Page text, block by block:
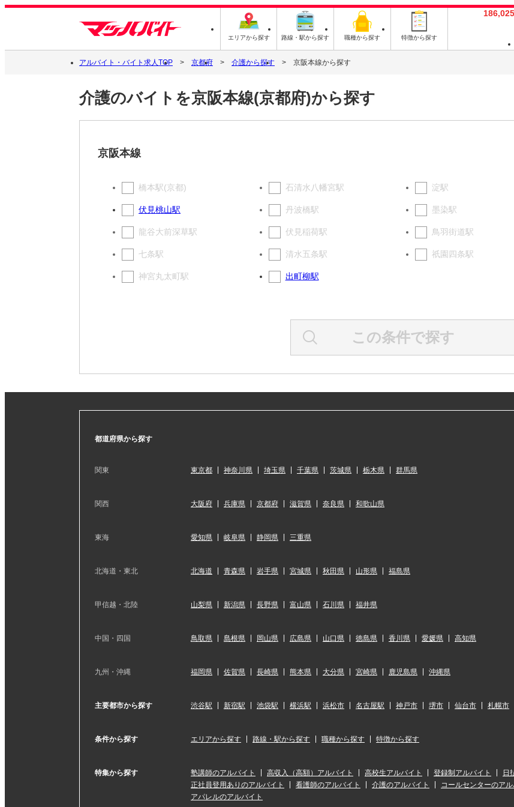
エリアから探す 路線・駅から探す 職種から探す 特徴から探す
アルバイト・バイト求人TOP 京都府 介護から探す 京阪本線から探す
介護のバイトを京阪本線(京都府)から探す
京阪本線
橋本駅(京都) 石清水八幡宮駅 淀駅
伏見桃山駅 丹波橋駅 墨染駅
龍谷大前深草駅 伏見稲荷駅 鳥羽街道駅
七条駅 清水五条駅 祇園四条駅
神宮丸太町駅 出町柳駅
この条件で探す
都道府県から探す
関東 東京都 神奈川県 埼玉県 千葉県 茨城県 栃木県 群馬県
関西 大阪府 兵庫県 京都府 滋賀県 奈良県 和歌山県
東海 愛知県 岐阜県 静岡県 三重県
北海道・東北 北海道 青森県 岩手県 宮城県 秋田県 山形県 福島県
甲信越・北陸 山梨県 新潟県 長野県 富山県 石川県 福井県
中国・四国 鳥取県 島根県 岡山県 広島県 山口県 徳島県 香川県 愛媛県 高知県
九州・沖縄 福岡県 佐賀県 長崎県 熊本県 大分県 宮崎県 鹿児島県 沖縄県
主要都市から探す 渋谷駅 新宿駅 池袋駅 横浜駅 浜松市 名古屋駅 神戸市 堺市 仙台市 札幌市
条件から探す エリアから探す 路線・駅から探す 職種から探す 特徴から探す
特集から探す 塾講師のアルバイト 高収入（高額）アルバイト 高校生アルバイト 登録制アルバイト 日
正社員登用ありのアルバイト
看護師のアルバイト 介護のアルバイト コールセンターのアル
アパレルのアルバイト